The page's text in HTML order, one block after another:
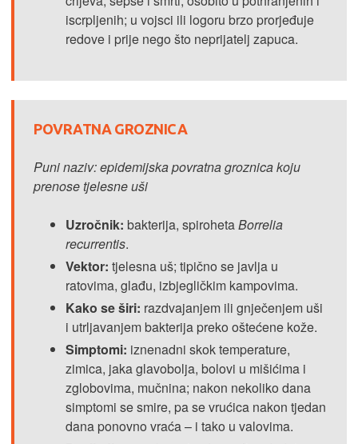
iscrpljenih; u vojsci ili logoru brzo prorjeđuje
redove i prije nego što neprijatelj zapuca.
POVRATNA GROZNICA
Puni naziv: epidemijska povratna groznica koju
prenose tjelesne uši
Uzročnik: bakterija, spirohetaBorrelia
recurrentis.
Vektor: tjelesna uš; tipično se javlja u
ratovima, glađu, izbjegličkim kampovima.
Kako se širi: razdvajanjem ili gnječenjem uši
i utrljavanjem bakterija preko oštećene kože.
Simptomi: iznenadni skok temperature,
zimica, jaka glavobolja, bolovi u mišićima i
zglobovima, mučnina; nakon nekoliko dana
simptomi se smire, pa se vrućica nakon tjedan
dana ponovno vraća – i tako u valovima.